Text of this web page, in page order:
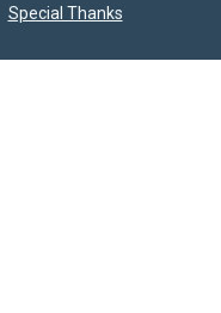
Special Thanks